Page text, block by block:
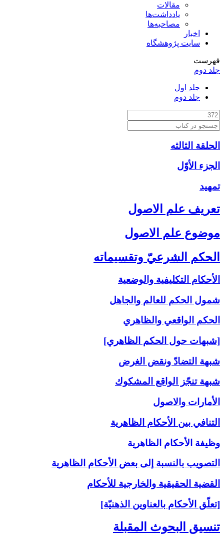
مقالات
یادداشت‌ها
مصاحبه‌ها
اخبار
سایت پژوهشگاه
فهرست
جلد دوم
جلد اول
جلد دوم
الحلقة الثالثه
الجزء الأوّل‏
تمهيد
تعريف علم الاصول‏
موضوع علم الاصول‏
الحكم الشرعيّ وتقسيماته‏
الأحكام التكليفية والوضعية
شمول الحكم للعالم والجاهل
الحكم الواقعي والظاهري
[شبهات حول الحكم الظاهري]
شبهة التضادّ ونقض الغرض
شبهة تنجّز الواقع المشكوك
الأمارات والاصول
التنافي بين الأحكام الظاهرية
وظيفة الأحكام الظاهرية
التصويب بالنسبة إلى‏ بعض الأحكام الظاهرية
القضية الحقيقية والخارجية للأحكام
[تعلّق الأحكام بالعناوين الذهنيّة]
تنسيق البحوث المقبلة